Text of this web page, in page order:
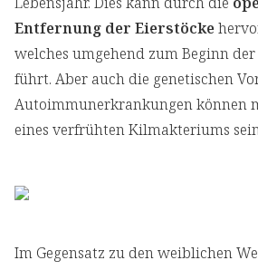
Entfernung der Eierstöcke
welches umgehend zum Beginn
führt. Aber auch die genetischen
Autoimmunerkrankungen können
eines verfrühten Kilmakteriums
Im Gegensatz zu den weiblichen